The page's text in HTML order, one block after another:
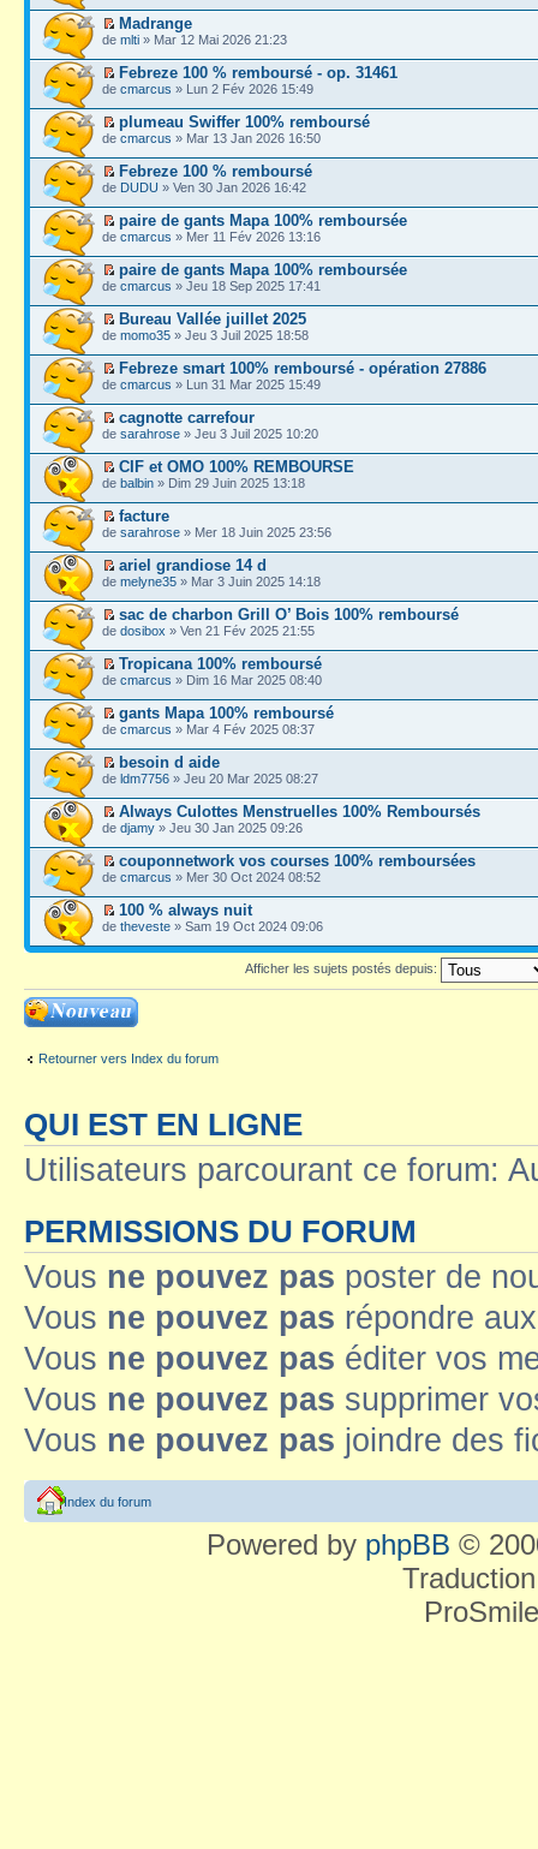
Madrange
de mlti » Mar 12 Mai 2026 21:23
Febreze 100 % remboursé - op. 31461
de cmarcus » Lun 2 Fév 2026 15:49
plumeau Swiffer 100% remboursé
de cmarcus » Mar 13 Jan 2026 16:50
Febreze 100 % remboursé
de DUDU » Ven 30 Jan 2026 16:42
paire de gants Mapa 100% remboursée
de cmarcus » Mer 11 Fév 2026 13:16
paire de gants Mapa 100% remboursée
de cmarcus » Jeu 18 Sep 2025 17:41
Bureau Vallée juillet 2025
de momo35 » Jeu 3 Juil 2025 18:58
Febreze smart 100% remboursé - opération 27886
de cmarcus » Lun 31 Mar 2025 15:49
cagnotte carrefour
de sarahrose » Jeu 3 Juil 2025 10:20
CIF et OMO 100% REMBOURSE
de balbin » Dim 29 Juin 2025 13:18
facture
de sarahrose » Mer 18 Juin 2025 23:56
ariel grandiose 14 d
de melyne35 » Mar 3 Juin 2025 14:18
sac de charbon Grill O’ Bois 100% remboursé
de dosibox » Ven 21 Fév 2025 21:55
Tropicana 100% remboursé
de cmarcus » Dim 16 Mar 2025 08:40
gants Mapa 100% remboursé
de cmarcus » Mar 4 Fév 2025 08:37
besoin d aide
de ldm7756 » Jeu 20 Mar 2025 08:27
Always Culottes Menstruelles 100% Remboursés
de djamy » Jeu 30 Jan 2025 09:26
couponnetwork vos courses 100% remboursées
de cmarcus » Mer 30 Oct 2024 08:52
100 % always nuit
de theveste » Sam 19 Oct 2024 09:06
Afficher les sujets postés depuis:
Ecrire un nouveau
sujet
Retourner vers Index du forum
QUI EST EN LIGNE
Utilisateurs parcourant ce forum:
PERMISSIONS DU FORUM
Vous ne pouvez pas poster de
Vous ne pouvez pas répondre
Vous ne pouvez pas éditer vos
Vous ne pouvez pas supprimer
Vous ne pouvez pas joindre des
Index du forum
Powered by phpBB ©